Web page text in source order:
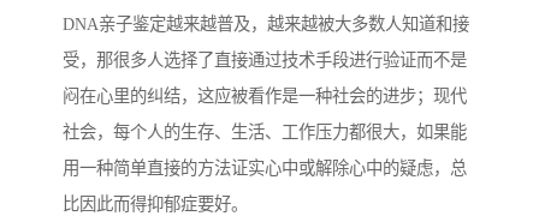
DNA亲子鉴定越来越普及，越来越被大多数人知道和接
受，那很多人选择了直接通过技术手段进行验证而不是
闷在心里的纠结，这应被看作是一种社会的进步；现代
社会，每个人的生存、生活、工作压力都很大，如果能
用一种简单直接的方法证实心中或解除心中的疑虑，总
比因此而得抑郁症要好。